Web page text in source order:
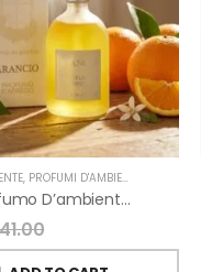
UN GIARDINO
, PROFUMI D'AMBIENTE FIORIRA' UN GIARDINO
Arancio Profumo D’ambiente Di Fiorirà Un Giardino
41.00